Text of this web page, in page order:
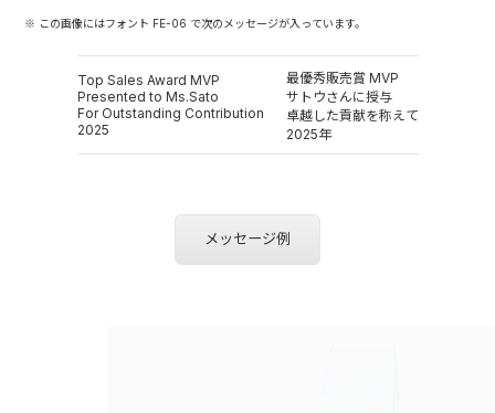
※ この画像にはフォント FE-06 で次のメッセージが入っています。
Top Sales Award MVP
Presented to Ms.Sato
For Outstanding Contribution
2025
最優秀販売賞 MVP
サトウさんに授与
卓越した貢献を称えて
2025年
メッセージ例